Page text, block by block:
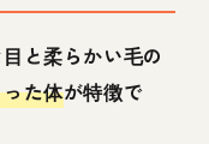
と柔らかい毛の
た体が特徴で